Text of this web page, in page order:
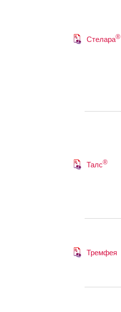
Стелара®
Талс®
Тремфея